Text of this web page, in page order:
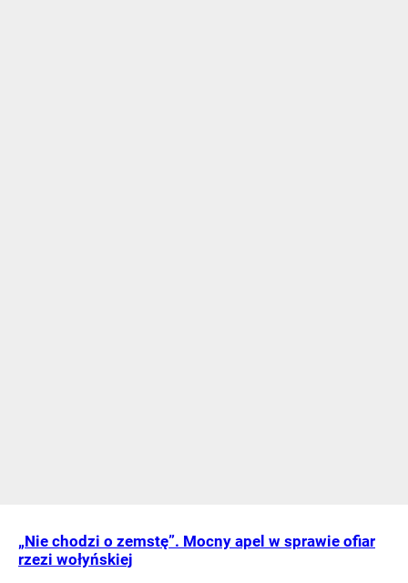
„Nie chodzi o zemstę”. Mocny apel w sprawie ofiar
rzezi wołyńskiej